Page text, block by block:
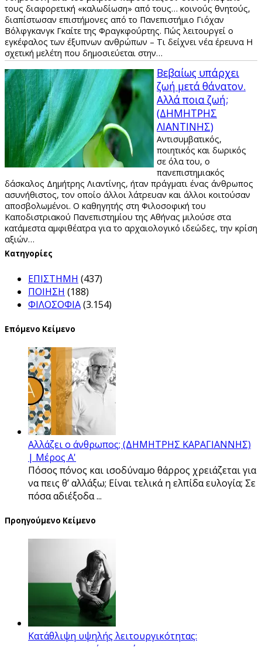
τους διαφορετική «καλωδίωση» από τους… κοινούς θνητούς,
διαπίστωσαν επιστήμονες από το Πανεπιστήμιο Γιόχαν
Βόλφγκανγκ Γκαίτε της Φραγκφούρτης. Πώς λειτουργεί ο
εγκέφαλος των έξυπνων ανθρώπων – Τι δείχνει νέα έρευνα Η
σχετική μελέτη που δημοσιεύεται στην…
Βεβαίως υπάρχει
ζωή μετά θάνατον.
Αλλά ποια ζωή;
(ΔΗΜΗΤΡΗΣ
ΛΙΑΝΤΙΝΗΣ)
Αντισυμβατικός,
ποιητικός και δωρικός
σε όλα του, ο
πανεπιστημιακός
δάσκαλος Δημήτρης Λιαντίνης, ήταν πράγματι ένας άνθρωπος
ασυνήθιστος, τον οποίο άλλοι λάτρευαν και άλλοι κοιτούσαν
αποσβολωμένοι. Ο καθηγητής στη Φιλοσοφική του
Καποδιστριακού Πανεπιστημίου της Αθήνας μιλούσε στα
κατάμεστα αμφιθέατρα για το αρχαιολογικό ιδεώδες, την κρίση
αξιών…
Kατηγορίες
ΕΠΙΣΤΗΜΗ (437)
ΠΟΙΗΣΗ (188)
ΦΙΛΟΣΟΦΙΑ(3.154)
Επόμενο Κείμενο
Αλλάζει ο άνθρωπος; (ΔΗΜΗΤΡΗΣ ΚΑΡΑΓΙΑΝΝΗΣ)
| Μέρος Α'
Πόσος πόνος και ισοδύναμο θάρρος χρειάζεται για
να πεις θ’ αλλάξω; Είναι τελικά η ελπίδα ευλογία; Σε
πόσα αδιέξοδα ...
Προηγούμενο Κείμενο
Κατάθλιψη υψηλής λειτουργικότητας: